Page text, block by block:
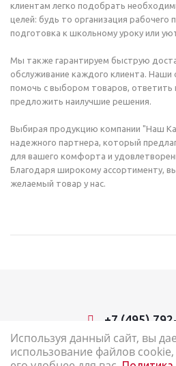
клиентам легко подобрать
целей: будь то организация рабочего
подготовка к школьному уроку или
Мы также гарантируем быструю
обслуживание каждого клиента. Наши
помочь с выбором товаров, ответить
предложить наилучшие решения.
Выбирая продукцию компании "Наш
надежного партнера, который
для вашего комфорта и
Благодаря широкому ассортименту,
желаемый товар у нас.
+7 (495)
2026 © Наш Карандаш: интернет-
Используя данный сайт, вы
использование файлов